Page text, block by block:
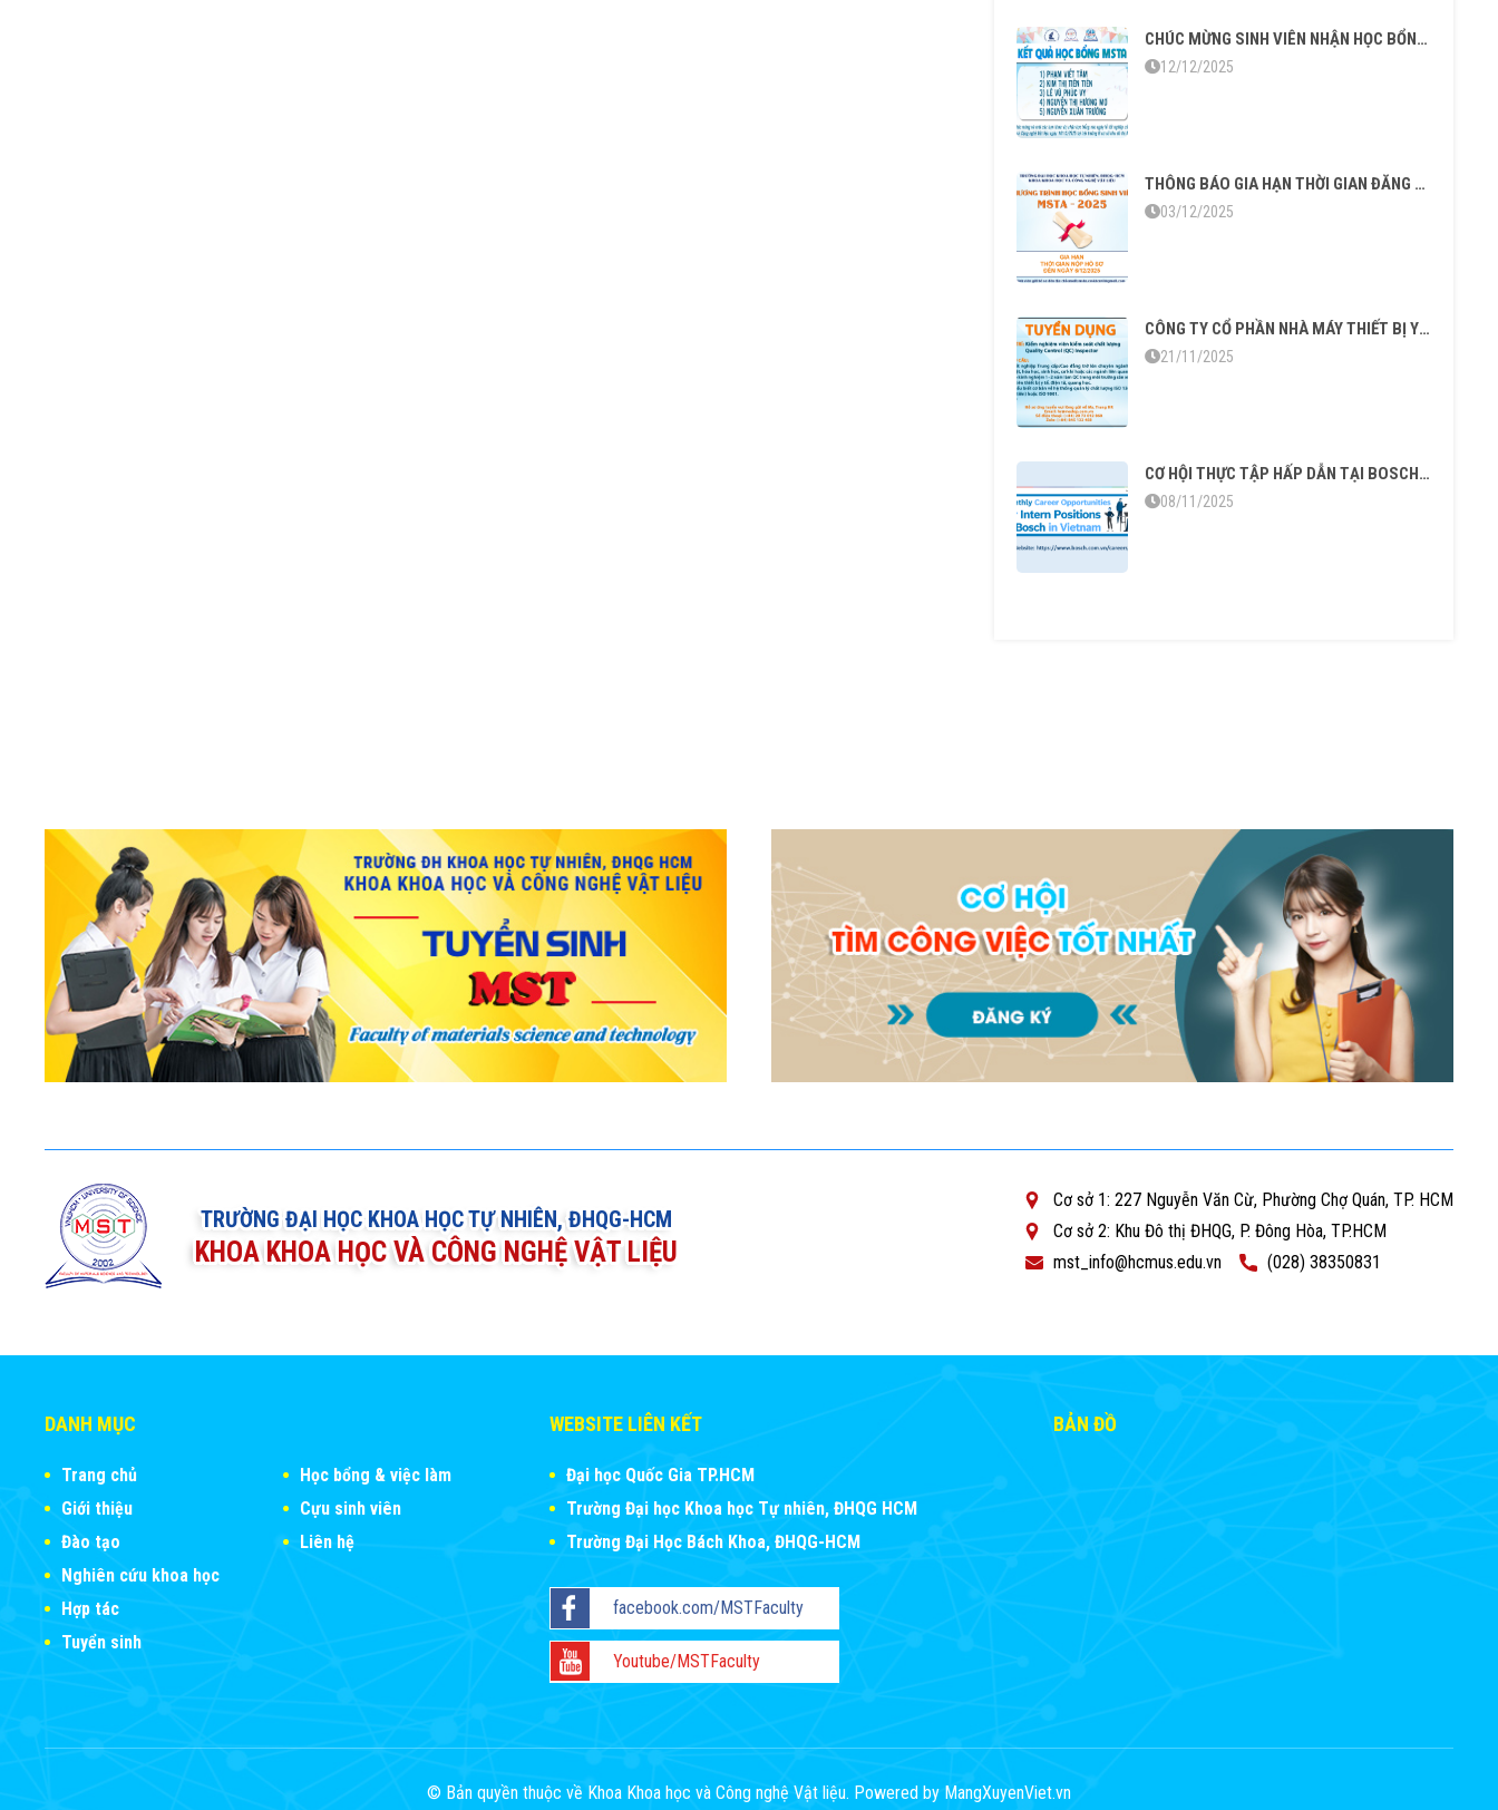
CHÚC MỪNG SINH VIÊN NHẬN HỌC BỔNG CỰU SINH VIÊN KHOA KH&CNVL (MSTA) 2025
12/12/2025
THÔNG BÁO GIA HẠN THỜI GIAN ĐĂNG KÝ CHƯƠNG TRÌNH HỌC BỔNG SINH VIÊN MSTA 2025
03/12/2025
CÔNG TY CỔ PHẦN NHÀ MÁY THIẾT BỊ Y HỌC VÀ VẬT LIỆU SINH HỌC TUYỂN DỤNG
21/11/2025
CƠ HỘI THỰC TẬP HẤP DẪN TẠI BOSCH VIỆT NAM
08/11/2025
TRƯỜNG ĐẠI HỌC KHOA HỌC TỰ NHIÊN, ĐHQG-HCM
KHOA KHOA HỌC VÀ CÔNG NGHỆ VẬT LIỆU
Cơ sở 1: 227 Nguyễn Văn Cừ, Phường Chợ Quán, TP. HCM
Cơ sở 2: Khu Đô thị ĐHQG, P. Đông Hòa, TP.HCM
mst_info@hcmus.edu.vn
(028) 38350831
DANH MỤC
Trang chủ
Giới thiệu
Đào tạo
Nghiên cứu khoa học
Hợp tác
Tuyển sinh
Học bổng & việc làm
Cựu sinh viên
Liên hệ
WEBSITE LIÊN KẾT
Đại học Quốc Gia TP.HCM
Trường Đại học Khoa học Tự nhiên, ĐHQG HCM
Trường Đại Học Bách Khoa, ĐHQG-HCM
facebook.com/MSTFaculty
Youtube/MSTFaculty
BẢN ĐỒ
© Bản quyền thuộc về Khoa Khoa học và Công nghệ Vật liệu. Powered by MangXuyenViet.vn